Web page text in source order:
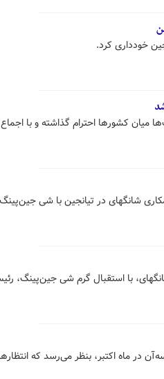
خودداری کرد.
کشورها احترام گذاشته و با
شانگهای در تیانجین با شی جین‌پینگ
با استقبال گرم شی جین‌پینگ،
در ماه اکتبر، بنظر می‌رسد که